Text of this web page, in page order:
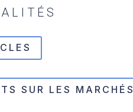
SUR LES MARCHÉS